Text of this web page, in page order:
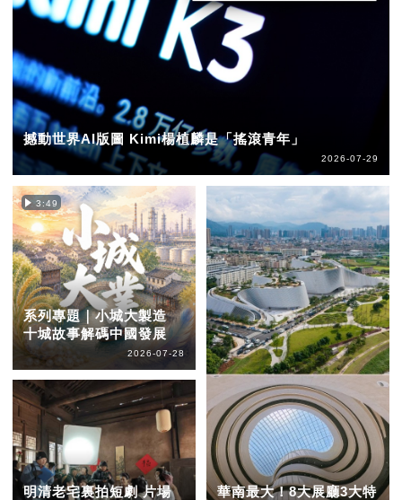
撼動世界AI版圖 Kimi楊植麟是「搖滾青年」
2026-07-29
3:49
系列專題｜小城大製造
十城故事解碼中國發展
2026-07-28
明清老宅裏拍短劇 片場
華南最大！8大展廳3大特